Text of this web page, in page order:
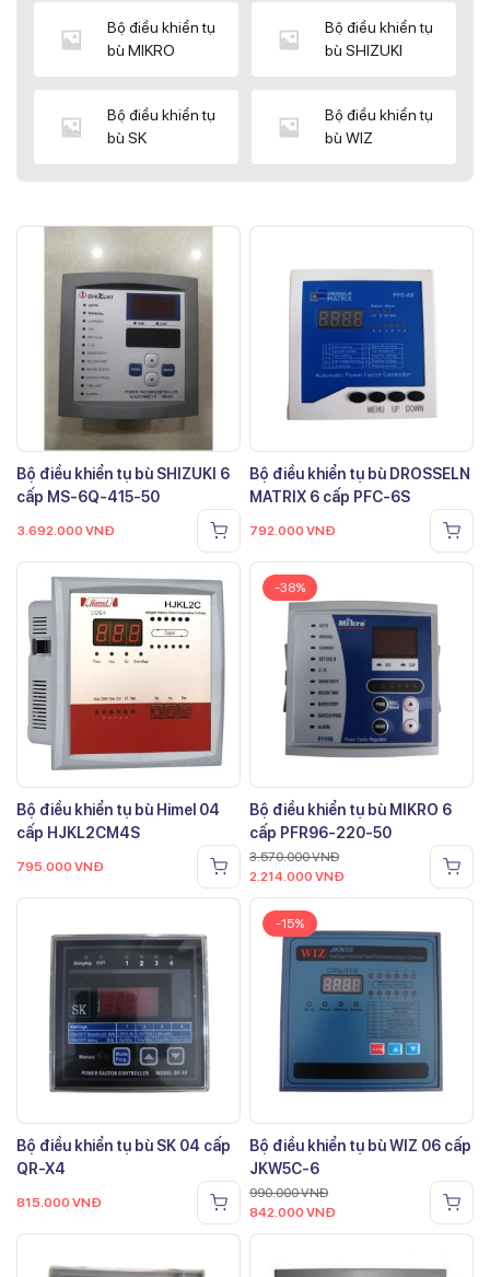
Bộ điều khiển tụ
bù MIKRO
Bộ điều khiển tụ
bù SHIZUKI
Bộ điều khiển tụ
bù SK
Bộ điều khiển tụ
bù WIZ
Bộ điều khiển tụ bù SHIZUKI 6
cấp MS-6Q-415-50
3.692.000 VNĐ
Bộ điều khiển tụ bù DROSSELN
MATRIX 6 cấp PFC-6S
792.000 VNĐ
Bộ điều khiển tụ bù Himel 04
cấp HJKL2CM4S
795.000 VNĐ
-38%
Bộ điều khiển tụ bù MIKRO 6
cấp PFR96-220-50
3.570.000VNĐ
2.214.000 VNĐ
Bộ điều khiển tụ bù SK 04 cấp
QR-X4
815.000 VNĐ
-15%
Bộ điều khiển tụ bù WIZ 06 cấp
JKW5C-6
990.000VNĐ
842.000 VNĐ